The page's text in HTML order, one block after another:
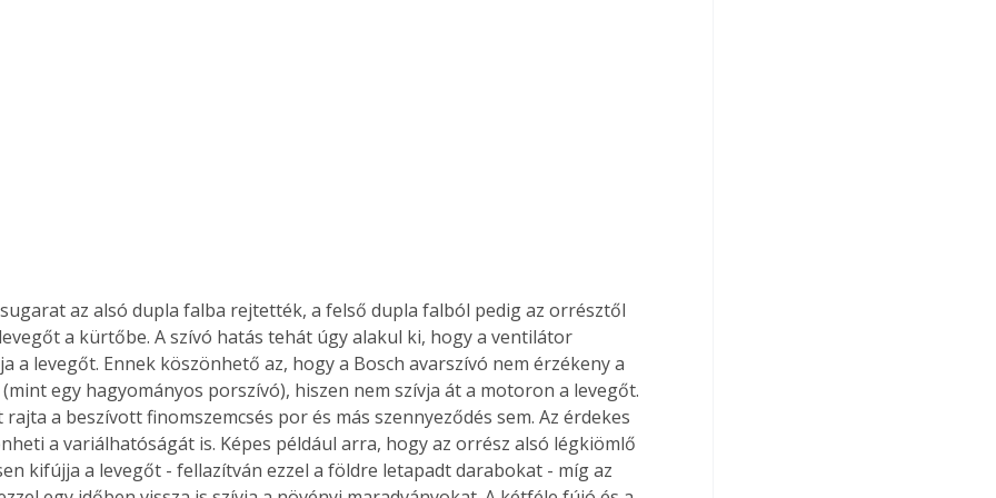
vagy
is
Bárhol,
élve
az alsó dupla falba rejtették, a felső dupla falból pedig az orrésztől
a kürtőbe. A szívó hatás tehát úgy alakul ki, hogy a ventilátor
a levegőt. Ennek köszönhető az, hogy a Bosch avarszívó nem érzékeny a
egy hagyományos porszívó), hiszen nem szívja át a motoron a levegőt.
rajta a beszívott finomszemcsés por és más szennyeződés sem. Az érdekes
a variálhatóságát is. Képes például arra, hogy az orrész alsó légkiömlő
kifújja a levegőt - fellazítván ezzel a földre letapadt darabokat - míg az